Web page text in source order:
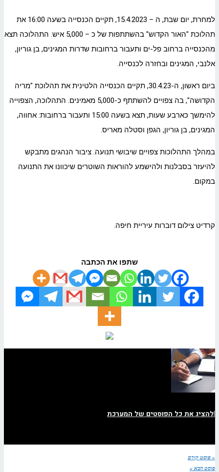
למחרת, יום שבת, ה – 15.4.2023, תקיים הכנסייה בשעה 16:00 את
תהלוכת "האור הקדוש" בהשתתפות של כ – 5,000 איש. התהלוכה תצא
מהכנסייה ברחוב פל-ים ותעבור ברחובות שדרות המגינים, בן גוריון,
אלנבי, המגינים ובחזרה לכנסייה.
ביום ראשון, ה-30.4.23, תקיים הכנסייה הלטינית את תהלוכת "מריה
הקדושה", בה צפויים להשתתף כ-5,000 מאמינים. התהלוכה, הצפוייה
להימשך כארבע שעות, תצא בשעה 15:00 ותעבור ברחובות: אחווה,
המגינים, בן גוריון, הגפן וסטלה מאריס.
במהלך התהלוכות צפויים שיבושי תנועה. ציבור הנהגים מתבקש
להיעזר בסבלנות ולהישמע להוראות השוטרים שיכוונו את התנועה
במקום.
קרדיט צילום דוברות עיריית חיפה.
שתפו את הכתבה
|להציג את כל הפוסטים של המערכת
« פוסט קודם
פוסט הבא »